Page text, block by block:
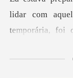
Sair
com
temporária, foi